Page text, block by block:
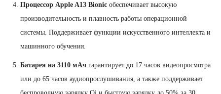
Процессор Apple A13 Bionic обеспечивает высокую
производительность и плавность работы операционной
системы. Поддерживает функции искусственного интеллекта и
машинного обучения.
Батарея на 3110 мАч гарантирует до 17 часов видеопросмотра
или до 65 часов аудиопрослушивания, а также поддерживает